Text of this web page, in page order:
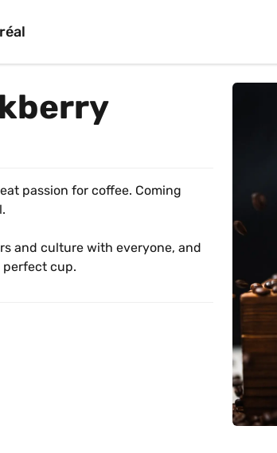
passion for coffee. Coming
and culture with everyone, and
perfect cup.